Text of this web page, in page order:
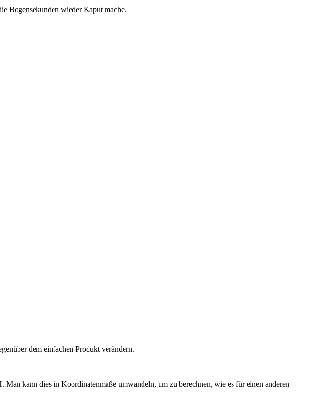
Bogensekunden wieder Kaput mache.
dem einfachen Produkt verändern.
kann dies in Koordinatenmaße umwandeln, um zu berechnen, wie es für einen anderen